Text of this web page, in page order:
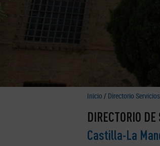
Inicio / Directorio
DIRECTORIO
Castilla-La